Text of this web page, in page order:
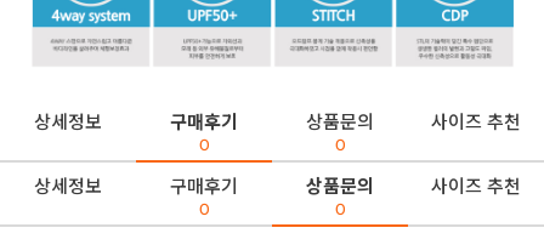
상세정보 구매후기
0
상품문의
0
사이즈 추천
상세정보 구매후기
0
상품문의
0
사이즈 추천